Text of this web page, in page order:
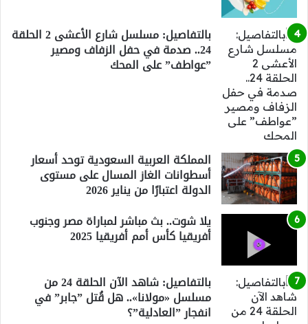
بالتفاصيل: مسلسل شارع الأعشى 2 الحلقة
24.. صدمة في حفل الزفاف ومصير
”عواطف” على المحك
المملكة العربية السعودية توحد أسعار
أسطوانات الغاز المسال على مستوى
الدولة اعتبارًا من يناير 2026
يلا شوت.. بث مباشر لمباراة مصر وجنوب
أفريقيا كأس أمم أفريقيا 2025
بالتفاصيل: شاهد الآن الحلقة 24 من
مسلسل «مولانا».. هل قُتل ”جابر” في
انفجار ”العادلية”؟